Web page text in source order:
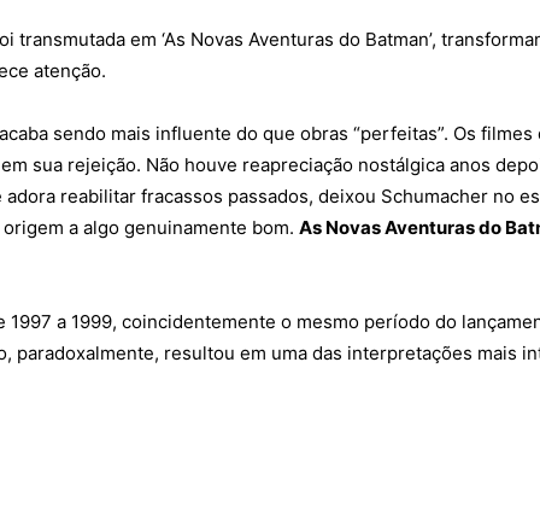
em ‘As Novas Aventuras do Batman’,
atenção.
sendo mais influente do que obras “perfeitas”. Os
sua rejeição. Não houve reapreciação nostálgica anos
reabilitar fracassos passados, deixou Schumacher no
a algo genuinamente bom. As Novas Aventuras do
a 1999, coincidentemente o mesmo período do
resultou em uma das interpretações mais